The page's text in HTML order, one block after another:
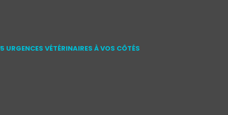
URGENCES VÉTÉRINAIRES À VOS CÔTÉS